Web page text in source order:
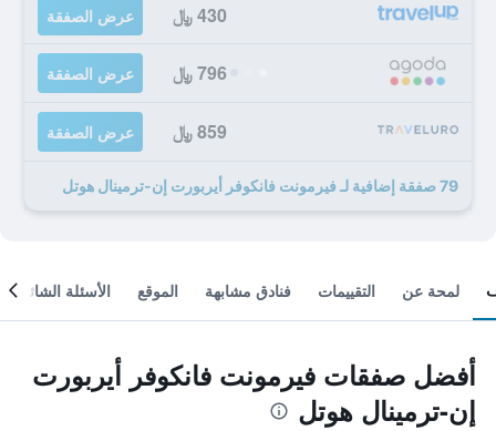
430 ﷼ عرض الصفقة
796 ﷼ عرض الصفقة
859 ﷼ عرض الصفقة
79 صفقة إضافية لـ فيرمونت فانكوفر أيربورت إن-ترمينال هوتل
لمحة عن التقييمات فنادق مشابهة الموقع الأسئلة الشائعة
أفضل صفقات فيرمونت فانكوفر أيربورت
إن-ترمينال هوتل